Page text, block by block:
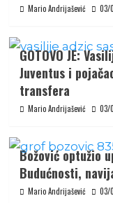
Mario Andrijašević 03/
GOTOVO JE:
Juventus i
transfera
Mario Andrijašević 03/
Božović optužio
Budućnosti,
Mario Andrijašević 03/